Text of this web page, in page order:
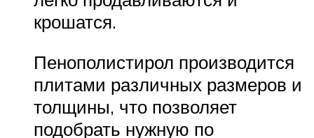
крошатся.
Пенополистирол производится
плитами различных размеров и
толщины, что позволяет
подобрать нужную по